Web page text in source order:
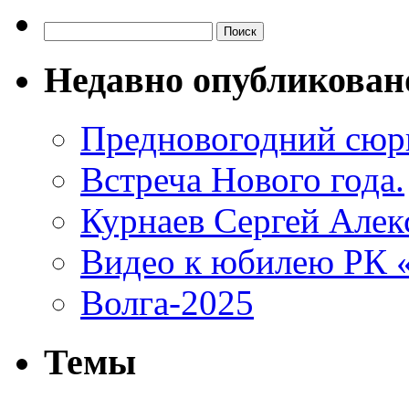
Недавно
Предновогодний
Встреча Нового года.
Курнаев Сергей
Видео к юбилею
Волга-2025
Темы